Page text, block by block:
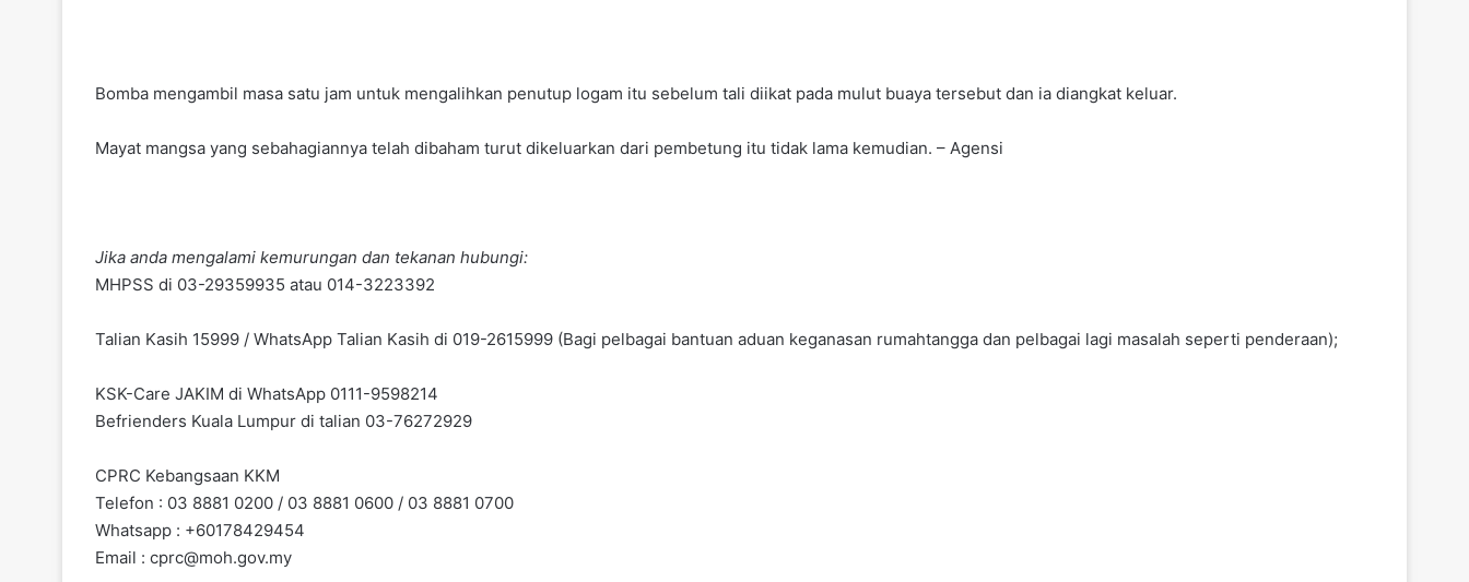
Bomba mengambil masa satu jam untuk mengalihkan penutup logam itu sebelum tali diikat pada mulut buaya tersebut dan ia diangkat keluar.
Mayat mangsa yang sebahagiannya telah dibaham turut dikeluarkan dari pembetung itu tidak lama kemudian. – Agensi
Jika anda mengalami kemurungan dan tekanan hubungi:
MHPSS di 03-29359935 atau 014-3223392
Talian Kasih 15999 / WhatsApp Talian Kasih di 019-2615999 (Bagi pelbagai bantuan aduan keganasan rumahtangga dan pelbagai lagi masalah seperti penderaan);
KSK-Care JAKIM di WhatsApp 0111-9598214
Befrienders Kuala Lumpur di talian 03-76272929
CPRC Kebangsaan KKM
Telefon : 03 8881 0200 / 03 8881 0600 / 03 8881 0700
Whatsapp : +60178429454
Email : cprc@moh.gov.my